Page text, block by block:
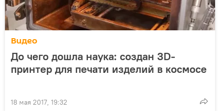
Видео
До чего дошла наука: создан 3D-
принтер для печати изделий в космосе
18 мая 2017, 19:32